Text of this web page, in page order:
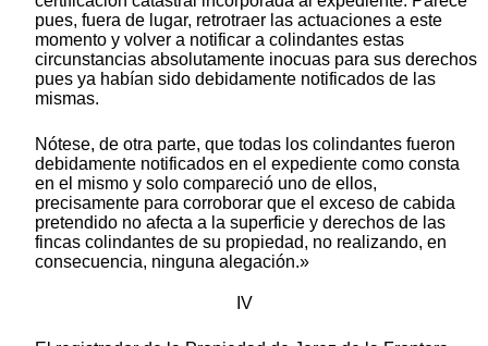
pues, fuera de lugar, retrotraer las actuaciones a este
momento y volver a notificar a colindantes estas
circunstancias absolutamente inocuas para sus derechos
pues ya habían sido debidamente notificados de las
mismas.
Nótese, de otra parte, que todas los colindantes fueron
debidamente notificados en el expediente como consta
en el mismo y solo compareció uno de ellos,
precisamente para corroborar que el exceso de cabida
pretendido no afecta a la superficie y derechos de las
fincas colindantes de su propiedad, no realizando, en
consecuencia, ninguna alegación.»
IV